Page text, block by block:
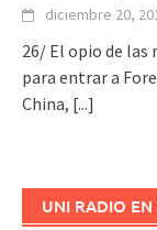
diciembre 20,
26/ El opio de las
para entrar a
China, [...]
UNI RADIO EN